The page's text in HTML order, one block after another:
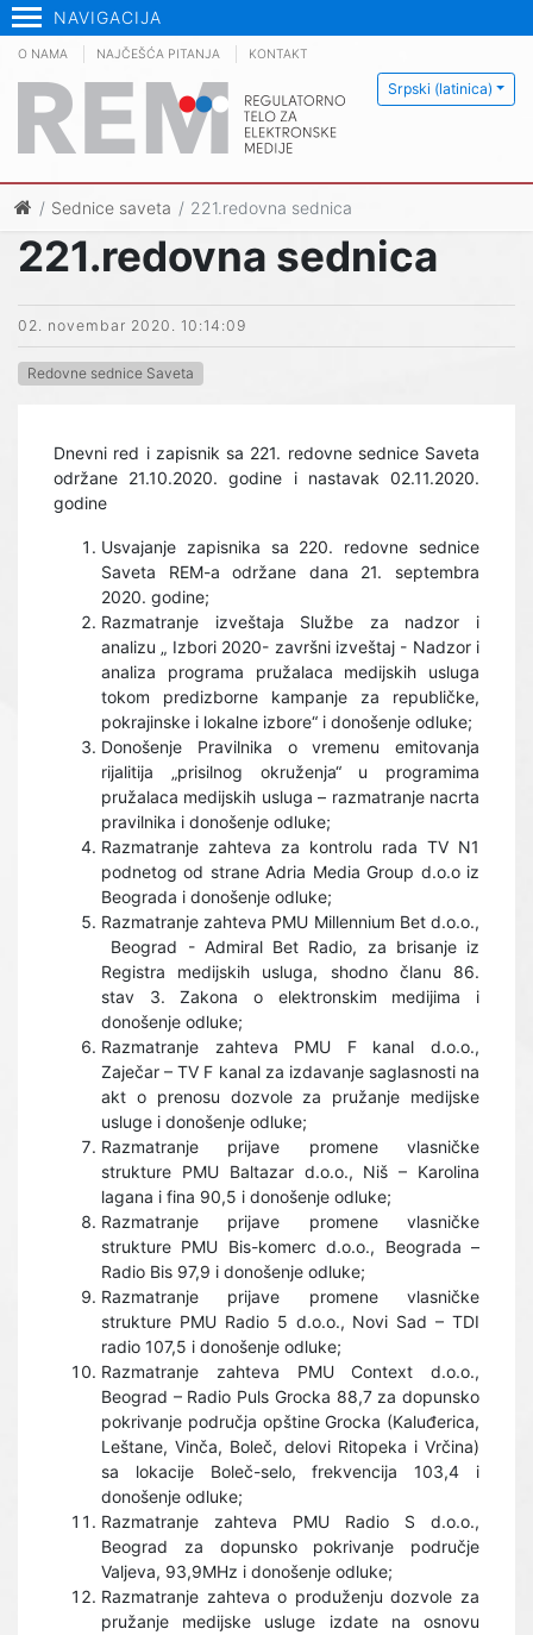
NAVIGACIJA
Srpski (latinica)
O NAMA NAJČEŠĆA PITANJA KONTAKT
Sednice saveta 221.redovna sednica
221.redovna sednica
02. novembar 2020. 10:14:09
Redovne sednice Saveta
Dnevni red i zapisnik sa 221. redovne sednice Saveta
održane 21.10.2020. godine i nastavak 02.11.2020.
godine
Usvajanje zapisnika sa 220. redovne sednice
Saveta REM-a održane dana 21. septembra
2020. godine;
Razmatranje izveštaja Službe za nadzor i
analizu „ Izbori 2020- završni izveštaj - Nadzor i
analiza programa pružalaca medijskih usluga
tokom predizborne kampanje za republičke,
pokrajinske i lokalne izbore“ i donošenje odluke;
Donošenje Pravilnika o vremenu emitovanja
rijalitija „prisilnog okruženja“ u programima
pružalaca medijskih usluga – razmatranje nacrta
pravilnika i donošenje odluke;
Razmatranje zahteva za kontrolu rada TV N1
podnetog od strane Adria Media Group d.o.o iz
Beograda i donošenje odluke;
Razmatranje zahteva PMU Millennium Bet d.o.o.,
Beograd - Admiral Bet Radio, za brisanje iz
Registra medijskih usluga, shodno članu 86.
stav 3. Zakona o elektronskim medijima i
donošenje odluke;
Razmatranje zahteva PMU F kanal d.o.o.,
Zaječar – TV F kanal za izdavanje saglasnosti na
akt o prenosu dozvole za pružanje medijske
usluge i donošenje odluke;
Razmatranje prijave promene vlasničke
strukture PMU Baltazar d.o.o., Niš – Karolina
lagana i fina 90,5 i donošenje odluke;
Razmatranje prijave promene vlasničke
strukture PMU Bis-komerc d.o.o., Beograda –
Radio Bis 97,9 i donošenje odluke;
Razmatranje prijave promene vlasničke
strukture PMU Radio 5 d.o.o., Novi Sad – TDI
radio 107,5 i donošenje odluke;
Razmatranje zahteva PMU Context d.o.o.,
Beograd – Radio Puls Grocka 88,7 za dopunsko
pokrivanje područja opštine Grocka (Kaluđerica,
Leštane, Vinča, Boleč, delovi Ritopeka i Vrčina)
sa lokacije Boleč-selo, frekvencija 103,4 i
donošenje odluke;
Razmatranje zahteva PMU Radio S d.o.o.,
Beograd za dopunsko pokrivanje područje
Valjeva, 93,9MHz i donošenje odluke;
Razmatranje zahteva o produženju dozvole za
pružanje medijske usluge izdate na osnovu